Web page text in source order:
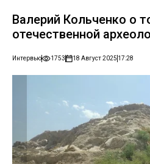
Валерий Кольченко о
отечественной
Интервью 1753 18 Август 2025 17:28